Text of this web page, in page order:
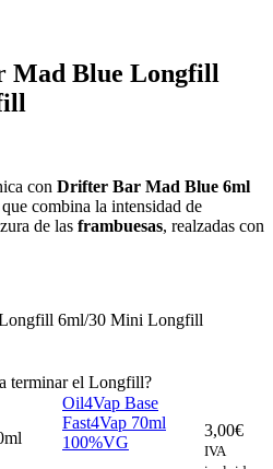
Mad Blue Longfill
con Drifter Bar Mad Blue 6ml
que combina la intensidad de
de las frambuesas, realzadas con
6ml/30 Mini Longfill
terminar el Longfill?
Oil4Vap Base
Fast4Vap 70ml
100%VG
3,00€
IVA